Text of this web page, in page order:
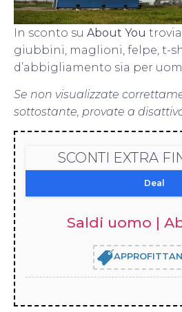
In sconto su About You
giubbini, maglioni, felpe, t-
d’abbigliamento sia per
Se non visualizzate
sottostante, provate a
SCONTI EXTRA
Deal
Saldi uomo |